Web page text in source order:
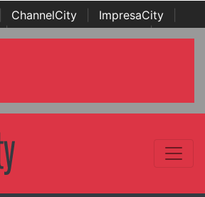
ChannelCity ImpresaCity
| Italian Channel Awards | Italian